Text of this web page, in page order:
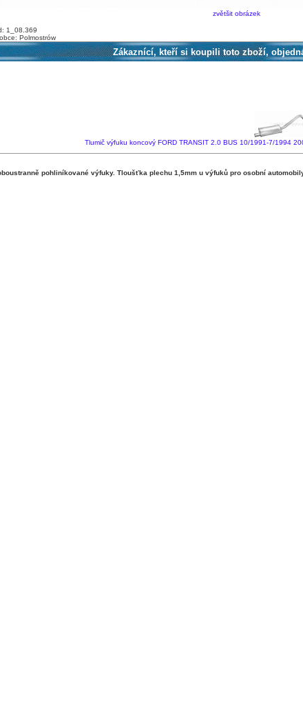
zvětšit obrázek
1_08.369
Polmostrów
Zákaznící, kteří si koupili toto zboží,
Tlumič výfuku koncový FORD TRANSIT 2.0 BUS 10/1991-7/1994
pohliníkované výfuky. Tloušťka plechu 1,5mm u výfuků pro osobní